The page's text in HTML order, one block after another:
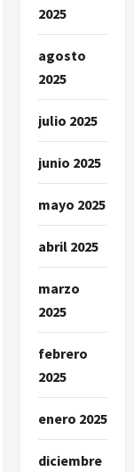
2025
agosto
2025
julio 2025
junio 2025
mayo 2025
abril 2025
marzo
2025
febrero
2025
enero 2025
diciembre